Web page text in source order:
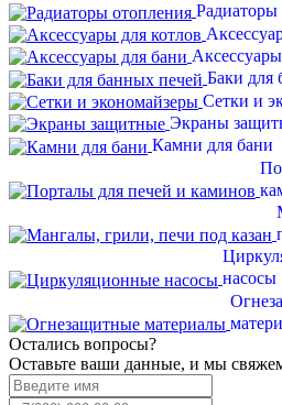
Радиаторы
Баки для
Сетки и
Экраны
Камни для бани
насосы
Остались вопросы?
Оставьте ваши данные, и мы